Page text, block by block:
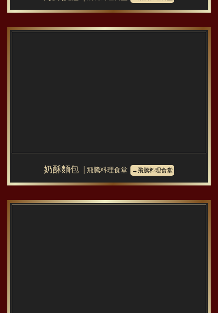
奶酥麵包 │飛騰料理食堂 →飛騰料理食堂